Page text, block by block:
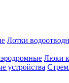
Лотки
Люки
устройства